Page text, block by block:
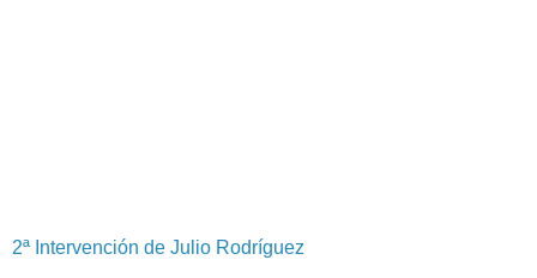
2ª Intervención de Julio Rodríguez